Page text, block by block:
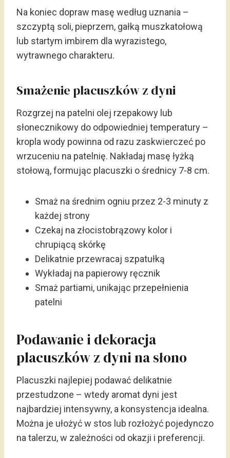
Na koniec dopraw masę według uznania –
szczyptą soli, pieprzem, gałką muszkatołową
lub startym imbirem dla wyrazistego,
wytrawnego charakteru.
Smażenie placuszków z dyni
Rozgrzej na patelni olej rzepakowy lub
słonecznikowy do odpowiedniej temperatury –
kropla wody powinna od razu zaskwierczeć po
wrzuceniu na patelnię. Nakładaj masę łyżką
stołową, formując placuszki o średnicy 7-8 cm.
Smaż na średnim ogniu przez 2-3 minuty z
każdej strony
Czekaj na złocistobrązowy kolor i
chrupiącą skórkę
Delikatnie przewracaj szpatułką
Wykładaj na papierowy ręcznik
Smaż partiami, unikając przepełnienia
patelni
Podawanie i dekoracja
placuszków z dyni na słono
Placuszki najlepiej podawać delikatnie
przestudzone – wtedy aromat dyni jest
najbardziej intensywny, a konsystencja idealna.
Można je ułożyć w stos lub rozłożyć pojedynczo
na talerzu, w zależności od okazji i preferencji.